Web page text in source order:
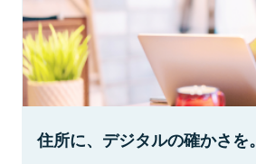
住所に、デジタルの確かさを。